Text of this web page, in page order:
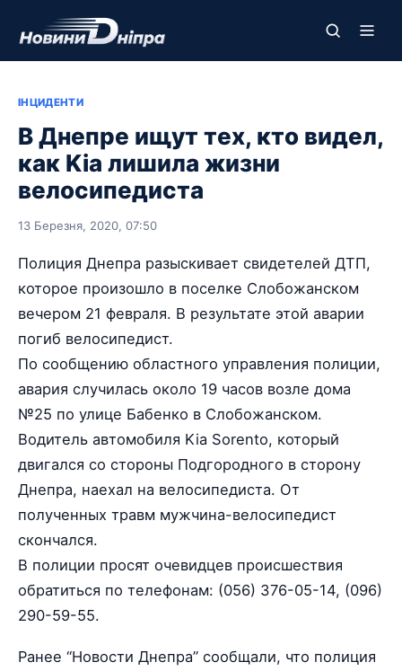
ІНЦИДЕНТИ
В Днепре ищут тех, кто видел,
как Kia лишила жизни
велосипедиста
13 Березня, 2020, 07:50
Полиция Днепра разыскивает свидетелей ДТП,
которое произошло в поселке Слобожанском
вечером 21 февраля. В результате этой аварии
погиб велосипедист.
По сообщению областного управления полиции,
авария случилась около 19 часов возле дома
№25 по улице Бабенко в Слобожанском.
Водитель автомобиля Kia Sorento, который
двигался со стороны Подгородного в сторону
Днепра, наехал на велосипедиста. От
полученных травм мужчина-велосипедист
скончался.
В полиции просят очевидцев происшествия
обратиться по телефонам: (056) 376-05-14, (096)
290-59-55.
Ранее “Новости Днепра” сообщали, что полиция